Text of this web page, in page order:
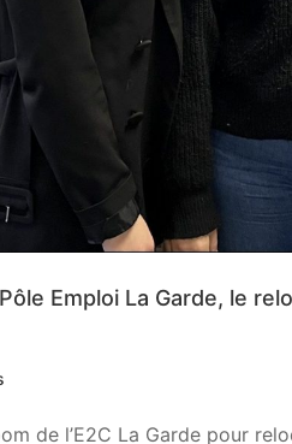
Emploi La Garde, le
de l’E2C La Garde pour